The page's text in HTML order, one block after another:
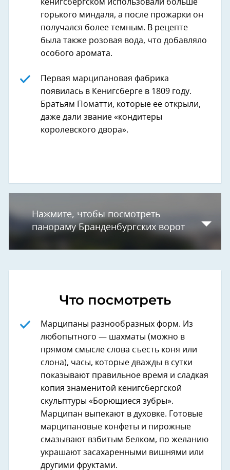
кенигсбергском использовали больше
горького миндаля, а после прожарки он
получался более темным. В рецепте
была также розовая вода, что добавляло
особого аромата.
Первая марципановая фабрика
появилась в Кенигсберге в 1809 году.
Братьям Поматти, которые ее открыли,
даже дали звание «кондитеры
королевского двора».
Нажмите, чтобы посмотреть
панораму Бранденбургских ворот
Что посмотреть
Марципаны разнообразных форм. Из
любопытного — шахматы (можно в
прямом смысле слова съесть коня или
слона), часы, которые дважды в сутки
показывают правильное время и сладкая
копия знаменитой кенигсбергской
скульптуры «Борющиеся зубры».
Марципан выпекают в духовке. Готовые
марципановые конфеты и пирожные
смазывают взбитым белком, по желанию
украшают засахаренными вишнями или
другими фруктами.